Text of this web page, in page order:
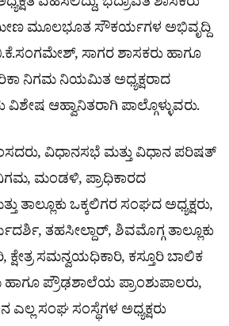
ವಹಿಸಲಿದ್ದು, ಭದ್ರಾವತಿ ಶಾಸಕರು
ಮೂಲಭೂತ ಸೌಕರ್ಯಗಳ ಅಭಿವೃದ್ದಿ
ಸಾಗರ ಶಾಸಕರು ಹಾಗೂ
ನಿಗಮ ನಿಯಮಿತ ಅಧ್ಯಕ್ಷರಾದ
ವಿಶೇಷ ಆಹ್ವಾನಿತರಾಗಿ ಪಾಲ್ಗೊಳ್ಳುವರು.
ವಿಧಾನಸಭೆ ಮತ್ತು ವಿಧಾನ ಪರಿಷತ್
ಮಂಡಳಿ, ಪ್ರಾಧಿಕಾರದ
ತಾಲ್ಲೂಕು ಒಕ್ಕಲಿಗರ ಸಂಘದ ಅಧ್ಯಕ್ಷರು,
ತಹಸೀಲ್ದಾರ್, ಶಿವಮೊಗ್ಗ ತಾಲ್ಲೂಕು
ಕ್ಷೇತ್ರ ಸಮನ್ವಯಧಿಕಾರಿ, ಕಸ್ತೂರಿ ಬಾಲಿಕ
ಪ್ರೌಢಶಾಲೆಯ ಪ್ರಾಂಶುಪಾಲರು,
ಎಲ್ಲ ಸಂಘ ಸಂಸ್ಥೆಗಳ ಅಧ್ಯಕ್ಷರು